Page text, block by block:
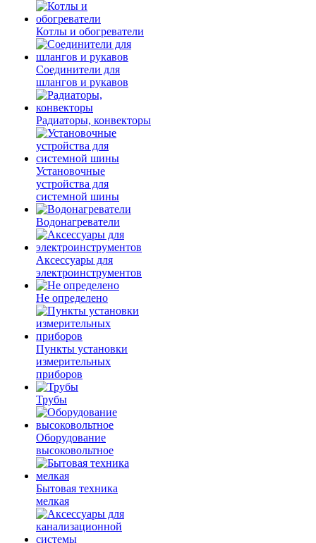
Котлы и обогреватели
Соединители для
шлангов и рукавов
Радиаторы, конвекторы
Установочные
устройства для
системной шины
Водонагреватели
Аксессуары для
электроинструментов
Не определено
Пункты установки
измерительных
приборов
Трубы
Оборудование
высоковольтное
Бытовая техника
мелкая